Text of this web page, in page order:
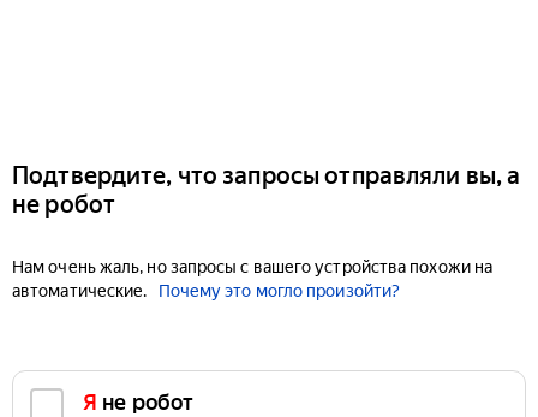
Подтвердите, что запросы отправляли вы, а
не робот
Нам очень жаль, но запросы с вашего устройства похожи на
автоматические.
Почему это могло произойти?
Я не робот